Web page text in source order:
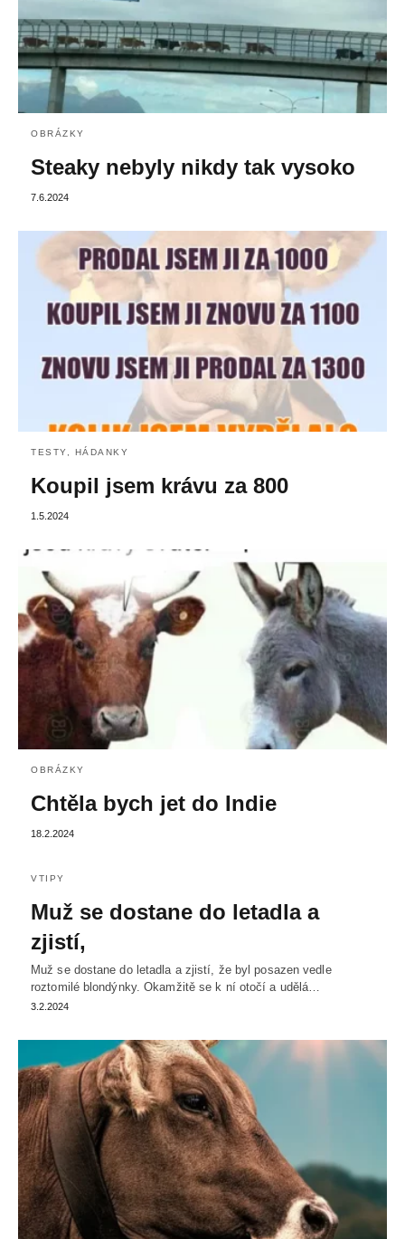
OBRÁZKY
Steaky nebyly nikdy tak vysoko
7.6.2024
TESTY, HÁDANKY
Koupil jsem krávu za 800
1.5.2024
OBRÁZKY
Chtěla bych jet do Indie
18.2.2024
VTIPY
Muž se dostane do letadla a
zjistí,
Muž se dostane do letadla a zjistí, že byl posazen vedle
roztomilé blondýnky. Okamžitě se k ní otočí a udělá…
3.2.2024